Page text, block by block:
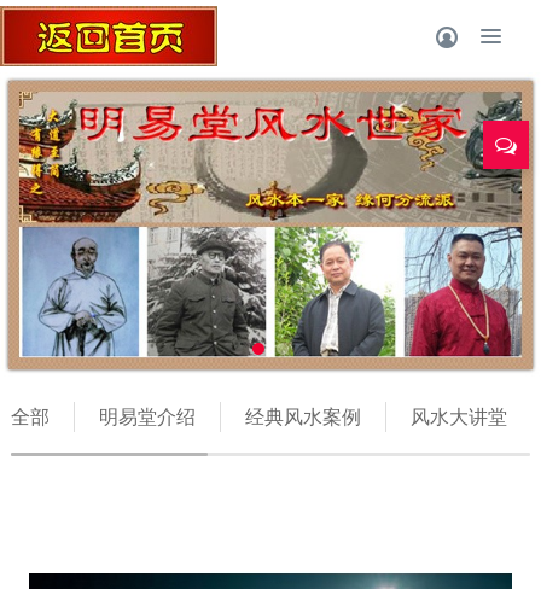
风水师
全部 明易堂介绍 经典风水案例 风水大讲堂